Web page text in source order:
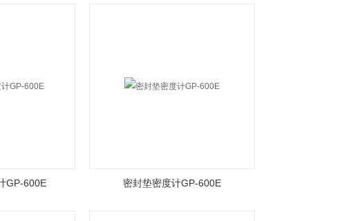
GP-600E 密封垫密度计GP-600E